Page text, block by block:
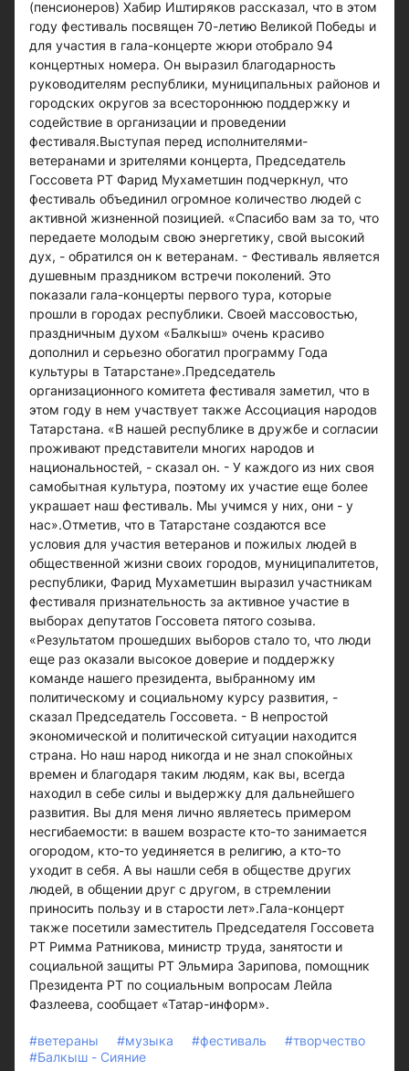
(пенсионеров) Хабир Иштиряков рассказал, что в этом
году фестиваль посвящен 70-летию Великой Победы и
для участия в гала-концерте жюри отобрало 94
концертных номера. Он выразил благодарность
руководителям республики, муниципальных районов и
городских округов за всестороннюю поддержку и
содействие в организации и проведении
фестиваля.Выступая перед исполнителями-
ветеранами и зрителями концерта, Председатель
Госсовета РТ Фарид Мухаметшин подчеркнул, что
фестиваль объединил огромное количество людей с
активной жизненной позицией. «Спасибо вам за то, что
передаете молодым свою энергетику, свой высокий
дух, - обратился он к ветеранам. - Фестиваль является
душевным праздником встречи поколений. Это
показали гала-концерты первого тура, которые
прошли в городах республики. Своей массовостью,
праздничным духом «Балкыш» очень красиво
дополнил и серьезно обогатил программу Года
культуры в Татарстане».Председатель
организационного комитета фестиваля заметил, что в
этом году в нем участвует также Ассоциация народов
Татарстана. «В нашей республике в дружбе и согласии
проживают представители многих народов и
национальностей, - сказал он. - У каждого из них своя
самобытная культура, поэтому их участие еще более
украшает наш фестиваль. Мы учимся у них, они - у
нас».Отметив, что в Татарстане создаются все
условия для участия ветеранов и пожилых людей в
общественной жизни своих городов, муниципалитетов,
республики, Фарид Мухаметшин выразил участникам
фестиваля признательность за активное участие в
выборах депутатов Госсовета пятого созыва.
«Результатом прошедших выборов стало то, что люди
еще раз оказали высокое доверие и поддержку
команде нашего президента, выбранному им
политическому и социальному курсу развития, -
сказал Председатель Госсовета. - В непростой
экономической и политической ситуации находится
страна. Но наш народ никогда и не знал спокойных
времен и благодаря таким людям, как вы, всегда
находил в себе силы и выдержку для дальнейшего
развития. Вы для меня лично являетесь примером
несгибаемости: в вашем возрасте кто-то занимается
огородом, кто-то уединяется в религию, а кто-то
уходит в себя. А вы нашли себя в обществе других
людей, в общении друг с другом, в стремлении
приносить пользу и в старости лет».Гала-концерт
также посетили заместитель Председателя Госсовета
РТ Римма Ратникова, министр труда, занятости и
социальной защиты РТ Эльмира Зарипова, помощник
Президента РТ по социальным вопросам Лейла
Фазлеева, сообщает «Татар-информ».
#ветераны #музыка #фестиваль
#творчество
#Балкыш - Сияние